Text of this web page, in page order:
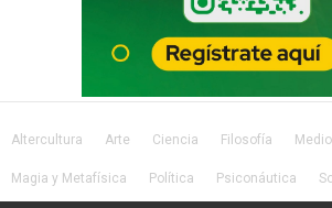
Altercultura Arte Ciencia Filosofía
Magia y Metafísica Política Psiconáutica